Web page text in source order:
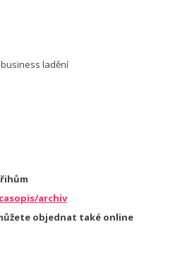
ladění
archiv
objednat také online